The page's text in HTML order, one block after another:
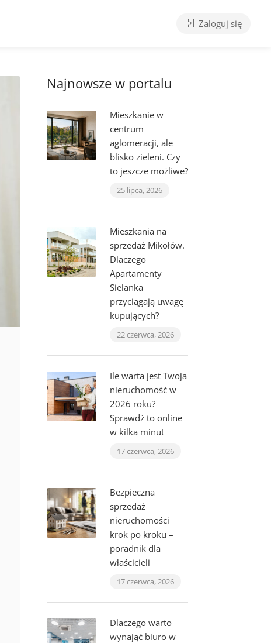
Zaloguj się
Najnowsze w portalu
Mieszkanie w
centrum
aglomeracji, ale
blisko zieleni. Czy
to jeszcze możliwe?
25 lipca, 2026
Mieszkania na
sprzedaż Mikołów.
Dlaczego
Apartamenty
Sielanka
przyciągają uwagę
kupujących?
22 czerwca, 2026
Ile warta jest Twoja
nieruchomość w
2026 roku?
Sprawdź to online
w kilka minut
17 czerwca, 2026
Bezpieczna
sprzedaż
nieruchomości
krok po kroku –
poradnik dla
właścicieli
17 czerwca, 2026
Dlaczego warto
wynająć biuro w